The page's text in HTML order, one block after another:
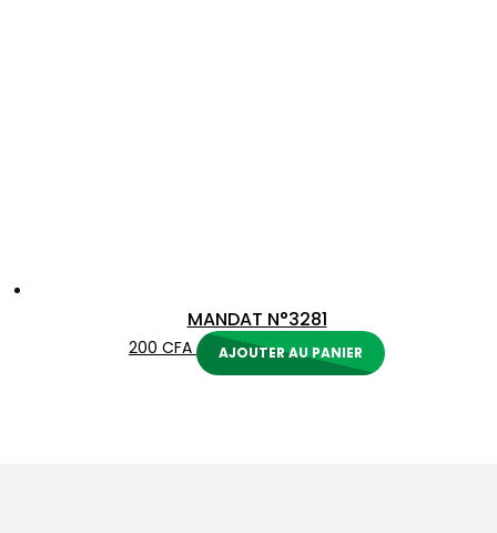
MANDAT N°3281
200 CFA AJOUTER AU PANIER